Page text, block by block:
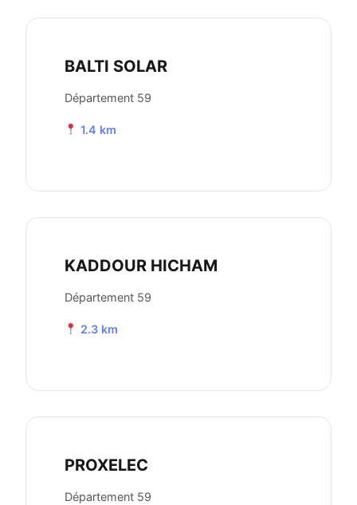
BALTI SOLAR
Département 59
1.4 km
KADDOUR HICHAM
Département 59
2.3 km
PROXELEC
Département 59